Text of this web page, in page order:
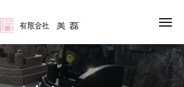
メ
ュ
ー